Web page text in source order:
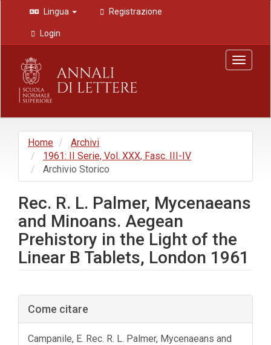
Navigazione
principale
Contenuto
principale
Barra
laterale
Lingua Registrazione
Login
Toggle
Home
Archivi
1961: II Serie, Vol. XXX, Fasc. III-IV
Archivio Storico
Rec. R. L. Palmer, Mycenaeans
and Minoans. Aegean
Prehistory in the Light of the
Linear B Tablets, London 1961
Barra
laterale
dell'articolo
Come citare
Campanile, E. Rec. R. L. Palmer, Mycenaeans and